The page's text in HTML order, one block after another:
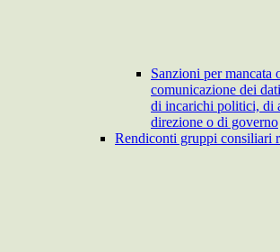
Sanzioni per mancata
comunicazione dei
di incarichi politici, di
direzione o di governo
Rendiconti gruppi consiliari